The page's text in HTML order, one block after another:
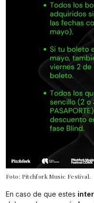
Foto: Pitchfork Music Festival.
En caso de que estes